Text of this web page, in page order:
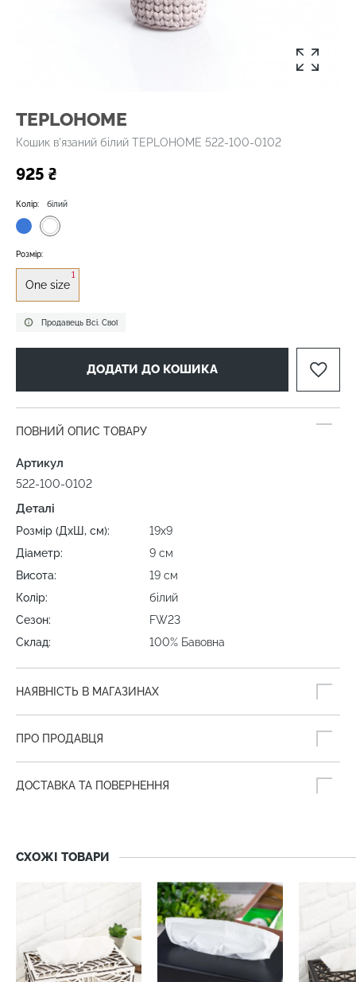
TEPLOHOME
Кошик в'язаний білий TEPLOHOME 522-100-0102
925 ₴
Продавець Всі. Свої
Колір: білий
Розмір:
One size
1
ДОДАТИ ДО КОШИКА
ПОВНИЙ ОПИС ТОВАРУ
Артикул
522-100-0102
Деталі
Розмір (ДхШ, см):
19х9
Діаметр:
9 см
Висота:
19 см
Колір:
білий
Сезон:
FW23
Склад:
100% Бавовна
НАЯВНІСТЬ В МАГАЗИНАХ
ПРО ПРОДАВЦЯ
ДОСТАВКА ТА ПОВЕРНЕННЯ
СХОЖІ ТОВАРИ